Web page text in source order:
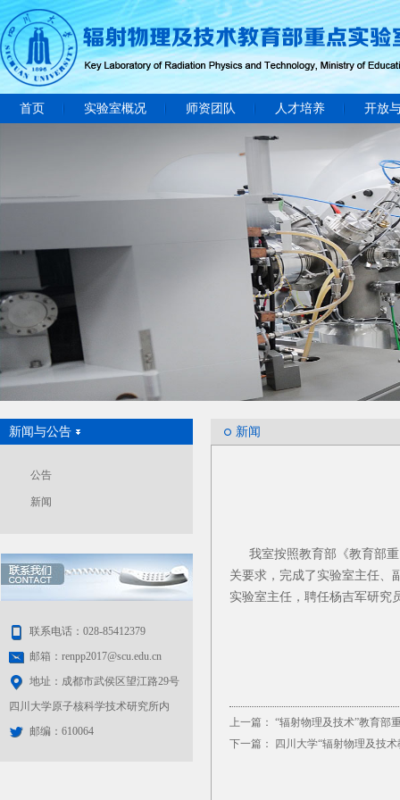
首页 实验室概况 师资团队 人才培养 开放
新闻与公告
公告
新闻
联系电话：028-85412379
邮箱：renpp2017@scu.edu.cn
地址：成都市武侯区望江路29号
四川大学原子核科学技术研究所内
邮编：610064
新闻
我室按照教育部《教育部
关要求，完成了实验室主任、
实验室主任，聘任杨吉军研究
上一篇： “辐射物理及技术”教育部
下一篇：
四川大学“辐射物理及技